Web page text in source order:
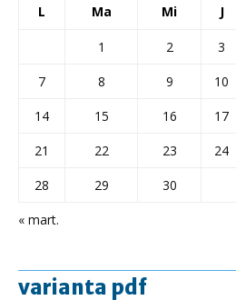
L Ma Mi J
« mart.
1 2 3
7
8 9 10
14
15 16 17
21
22 23 24
28
29 30
varianta pdf